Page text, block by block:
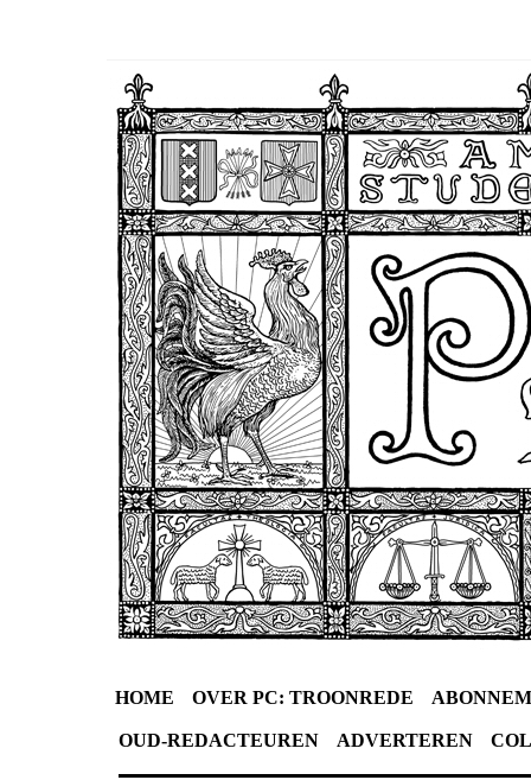
HOME OVER PC: TROONREDE
OUD-REDACTEUREN ADVERTEREN